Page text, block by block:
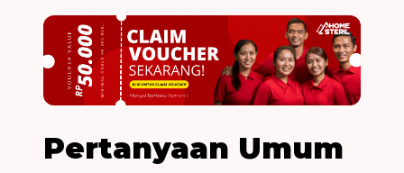
Pertanyaan Umum